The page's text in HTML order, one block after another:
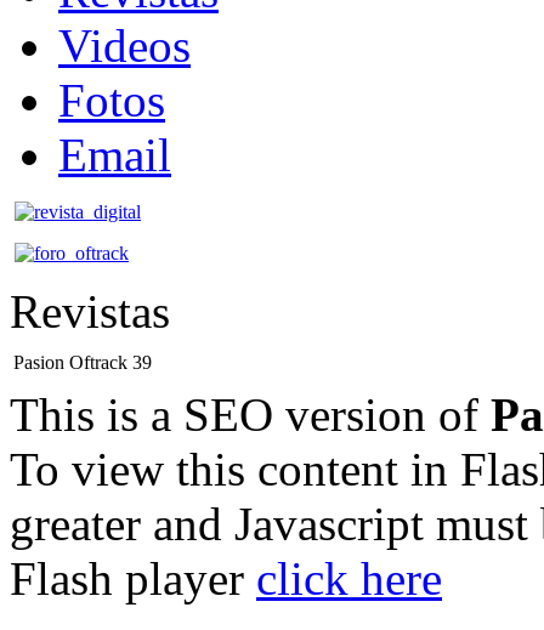
Videos
Fotos
Email
Revistas
Pasion Oftrack 39
This is a SEO version of
To view this content in
greater and Javascript
Flash player click here